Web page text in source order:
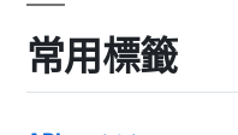
常用標籤